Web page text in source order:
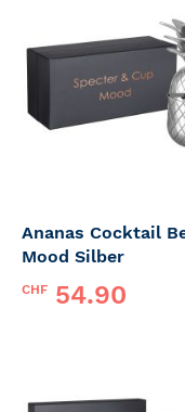
Ananas Cocktail
Mood Silber
CHF 54.90